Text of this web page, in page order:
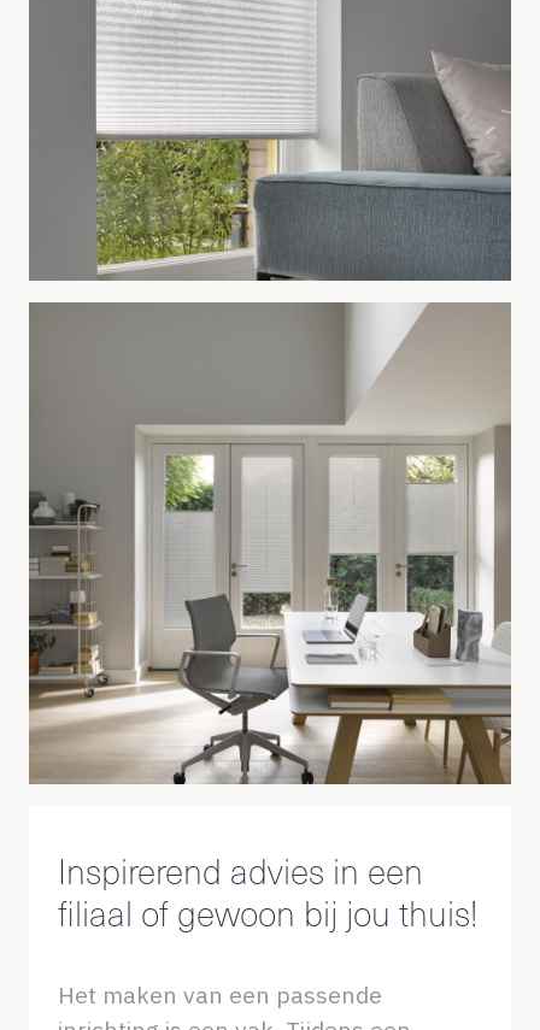
Inspirerend advies in een
filiaal of gewoon bij jou thuis!
Het maken van een passende